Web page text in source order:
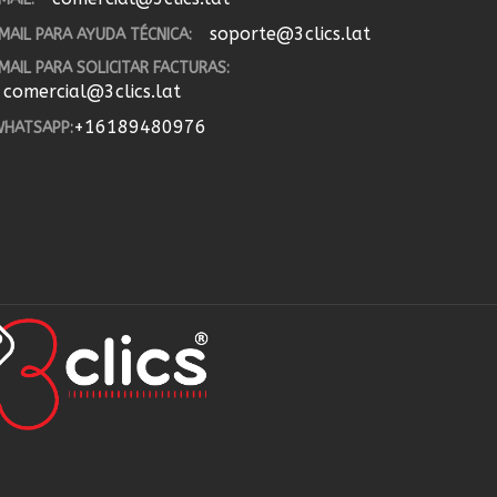
PARA AYUDA TÉCNICA: soporte@3clics.lat
PARA SOLICITAR FACTURAS:
comercial@3clics.lat
+16189480976